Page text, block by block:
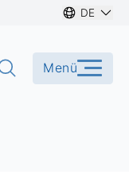
DE
Menü